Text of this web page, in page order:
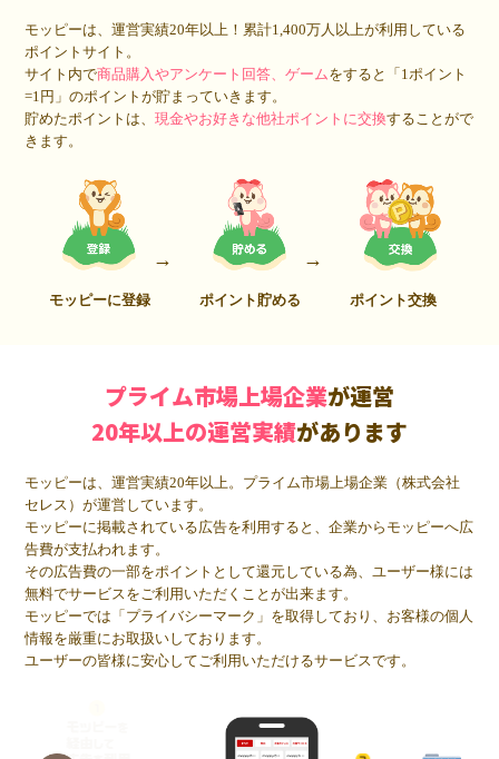
モッピーは、運営実績20年以上！累計1,400万人 以上が利用している
ポイントサイト。
サイト内で商品購入やアンケート回答、ゲームをすると「1ポイント
=1円」のポイントが貯まっていきます。
貯めたポイントは、現金やお好きな他社ポイントに交換することがで
きます。
モッピーに登録 ポイント貯める ポイント交換
プライム市場上場企業が運営
20年以上の運営実績があります
モッピーは、運営実績20年以上。プライム市場上場企業（株式会社
セレス）が運営しています。
モッピーに掲載されている広告を利用すると、企業からモッピーへ広
告費が支払われます。
その広告費の一部をポイントとして還元している為、ユーザー様には
無料でサービスをご利用いただくことが出来ます。
モッピーでは「プライバシーマーク」を取得しており、お客様の個人
情報を厳重にお取扱いしております。
ユーザーの皆様に安心してご利用いただけるサービスです。